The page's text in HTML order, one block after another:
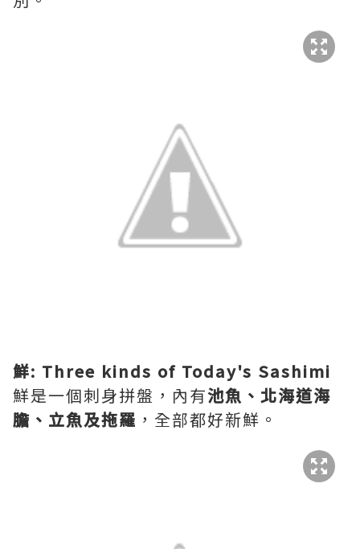
鮮: Three kinds of Today's Sashimi
鮮是一個刺身拼盤，內有池魚、北海道海
膽、立魚及拖羅 ，全部都好新鮮。